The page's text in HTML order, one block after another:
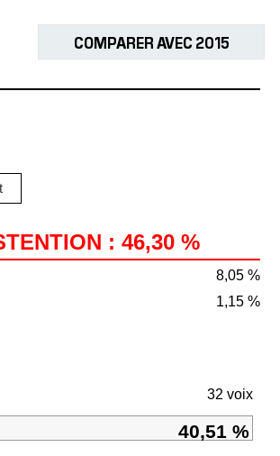
COMPARER AVEC 2015
: 46,30 %
8,05 %
1,15 %
32 voix
40,51 %